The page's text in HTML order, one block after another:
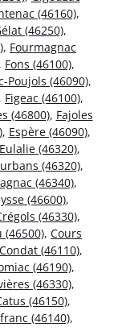
(46160),
(46250),
, Fourmagnac
, Fons (46100),
Poujols (46090),
, Figeac (46100),
(46800), Fajoles
, Espère (46090),
(46320),
(46320),
(46340),
(46600),
(46330),
(46500), Cours
Condat (46110),
(46190),
(46330),
(46150),
(46140),